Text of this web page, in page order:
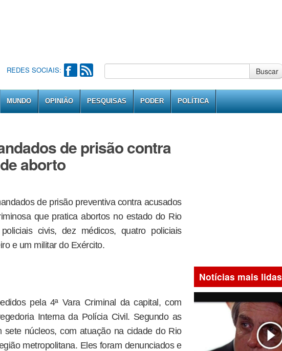
REDES SOCIAIS: Buscar
MUNDO OPINIÃO PESQUISAS PODER POLÍTICA
de prisão contra
aborto
de prisão preventiva contra acusados
que pratica abortos no estado do Rio
civis, dez médicos, quatro policiais
e um militar do Exército.
pela 4ª Vara Criminal da capital, com
Interna da Polícia Civil. Segundo as
sete núcleos, com atuação na cidade do Rio
metropolitana. Eles foram denunciados e
Notícias mais lidas